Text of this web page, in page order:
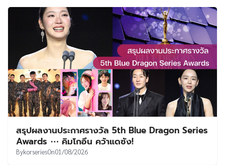
สรุปผลงานประกาศรางวัล 5th Blue Dragon Series
Awards ⋯ คิมโกอึน คว้าแดซัง!
BykorseriesOn01/08/2026